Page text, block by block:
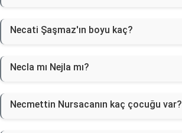
Necati Şaşmaz'ın boyu kaç?
Necla mı Nejla mı?
Necmettin Nursacanın kaç çocuğu var?